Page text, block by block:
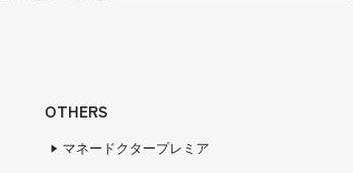
OTHERS
マネードクタープレミア